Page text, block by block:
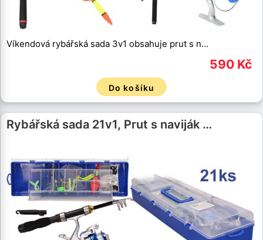
Víkendová rybářská sada 3v1 obsahuje prut s n…
590 Kč
Do košíku
Rybářská sada 21v1, Prut s naviják …